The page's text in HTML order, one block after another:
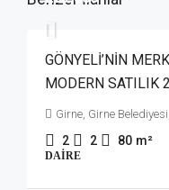
GÖNYELİ’NİN
MODERN SATILIK
Girne, Girne
2 2 80 m²
DAIRE